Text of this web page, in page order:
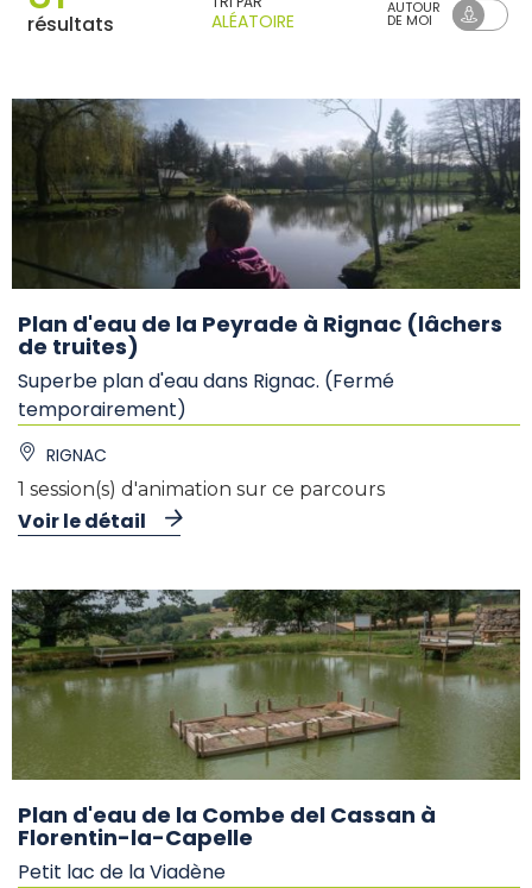
résultats ALÉATOIRE
AUTOUR
DE MOI
Plan d'eau de la Peyrade à Rignac (lâchers
de truites)
Superbe plan d'eau dans Rignac. (Fermé
temporairement)
RIGNAC
1 session(s) d'animation sur ce parcours
Voir le détail
Plan d'eau de la Combe del Cassan à
Florentin-la-Capelle
Petit lac de la Viadène